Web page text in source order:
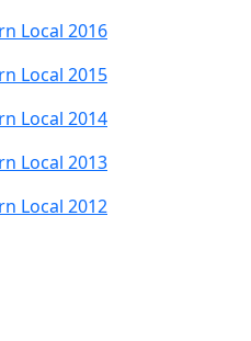
Local 2016
Local 2015
Local 2014
Local 2013
Local 2012